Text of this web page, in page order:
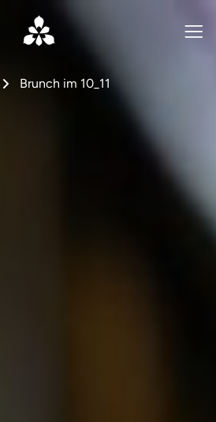
Brunch im 10_11